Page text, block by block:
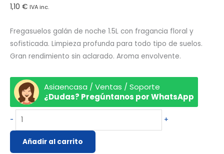
1,10 € IVA inc.
Fregasuelos galán de noche 1.5L con fragancia floral y
sofisticada. Limpieza profunda para todo tipo de suelos.
Gran rendimiento sin aclarado. Aroma envolvente.
Asiaencasa / Ventas / Soporte
¿Dudas? Pregúntanos por WhatsApp
- +
Añadir al carrito